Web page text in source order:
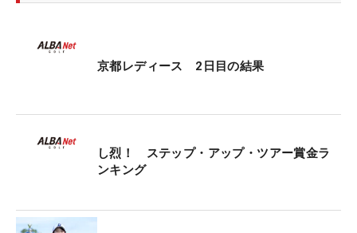
る。1位の権藤はトップ2入りが確定。残り1枠を木
下、ペイインが争っている。
京都レディース 2日目の結果
し烈！ ステップ・アップ・ツアー賞金ラ
ンキング